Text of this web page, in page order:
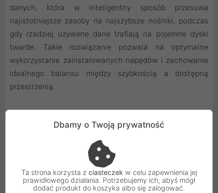
danych, która w inteligentny sposób przesuwa
najistotniejsze zasoby na najszybsze nośniki, podczas
gdy rzadziej używane dane trafiają na pojemne dyski
twarde. Takie rozwiązanie pozwala na optymalne
wykorzystanie zainstalowanych napędów i zachowanie
idealnego balansu między szybkością a dostępną
przestrzenią.
Dbamy o Twoją prywatność
Ta strona korzysta z ciasteczek w celu zapewnienia jej
prawidłowego działania. Potrzebujemy ich, abyś mógł
dodać produkt do koszyka albo się zalogować.